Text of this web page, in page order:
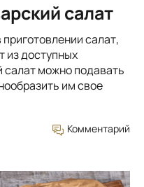
салат
салат,
из доступных
салат можно подавать
им свое
Комментарий